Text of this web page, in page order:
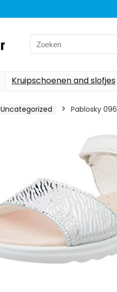
Search
for:
Kruipschoenen and slofjes
Uncategorized Pablosky